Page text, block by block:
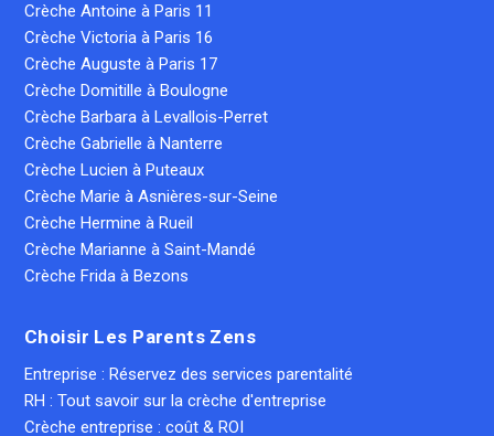
Crèche Antoine à Paris 11
Crèche Victoria à Paris 16
Crèche Auguste à Paris 17
Crèche Domitille à Boulogne
Crèche Barbara à Levallois-Perret
Crèche Gabrielle à Nanterre
Crèche Lucien à Puteaux
Crèche Marie à Asnières-sur-Seine
Crèche Hermine à Rueil
Crèche Marianne à Saint-Mandé
Crèche Frida à Bezons
Choisir Les Parents Zens
Entreprise : Réservez des services parentalité
RH : Tout savoir sur la crèche d'entreprise
Crèche entreprise : coût & ROI